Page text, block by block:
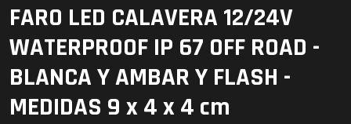
LED
FARO LED CALAVERA 12/24V
WATERPROOF IP 67 OFF ROAD -
BLANCA Y AMBAR Y FLASH -
MEDIDAS 9 x 4 x 4 cm